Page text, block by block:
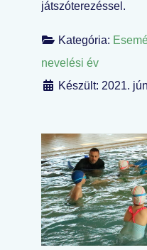
játszóterezéssel.
Kategória:
nevelési év
Készült: 2021.